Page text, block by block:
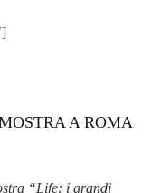
A ROMA
“Life: i grandi